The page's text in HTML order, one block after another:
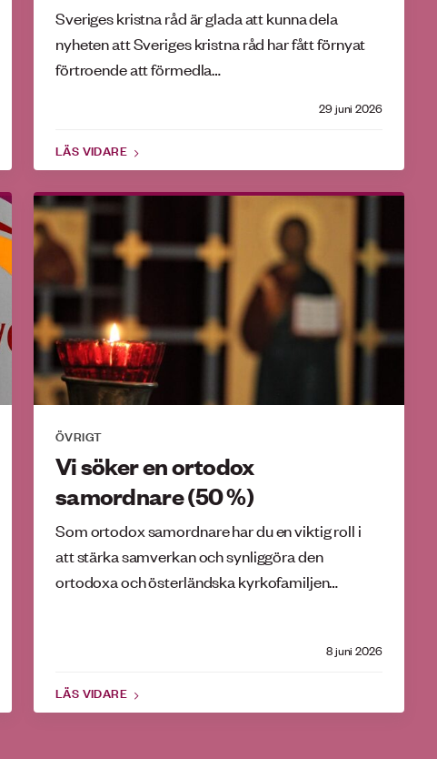
29 juni 2026
Sveriges kristna råd är glada att kunna dela
nyheten att Sveriges kristna råd har fått förnyat
förtroende att förmedla…
LÄS VIDARE
ÖVRIGT
Vi söker en ortodox
samordnare (50 %)
8 juni 2026
Som ortodox samordnare har du en viktig roll i
att stärka samverkan och synliggöra den
ortodoxa och österländska kyrkofamiljen…
LÄS VIDARE